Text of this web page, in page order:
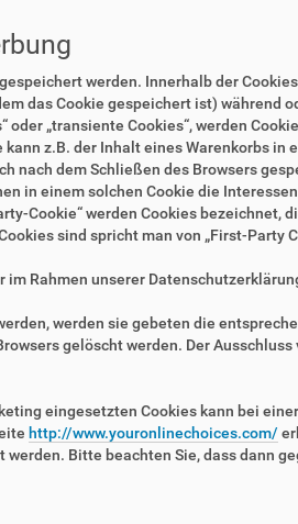
werden. Innerhalb der
das Cookie gespeichert ist) während
„transiente Cookies“, werden
z.B. der Inhalt eines Warenkorbs
nach dem Schließen des Browsers
in einem solchen Cookie die
Cookie“ werden Cookies bezeichnet,
sind spricht man von „First-Party
Rahmen unserer
werden sie gebeten die
gelöscht werden. Der
eingesetzten Cookies kann bei
http://www.youronlinechoices.com/
Bitte beachten Sie, dass dann